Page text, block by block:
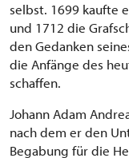
selbst. 1699 kaufte
und 1712 die
den Gedanken
die Anfänge des
schaffen.
Johann Adam
nach dem er den
Begabung für die